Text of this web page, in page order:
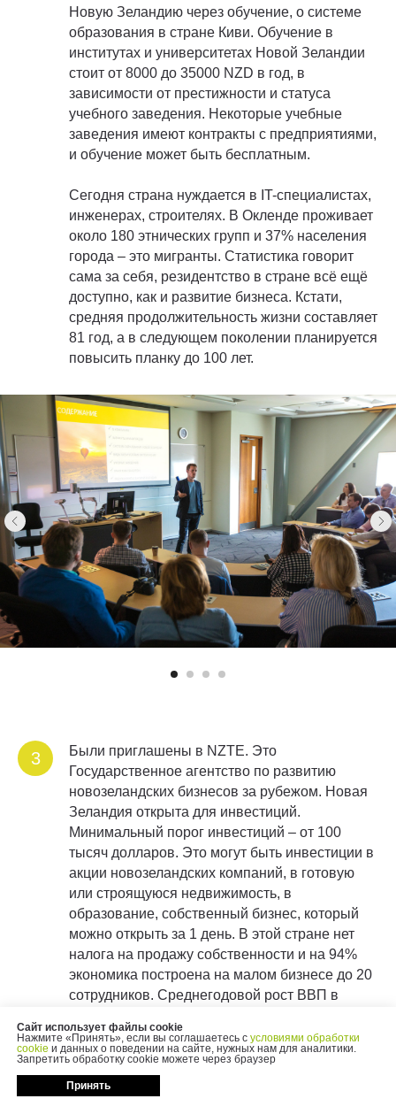
Новую Зеландию через обучение, о системе
образования в стране Киви. Обучение в
институтах и университетах Новой Зеландии
стоит от 8000 до 35000 NZD в год, в
зависимости от престижности и статуса
учебного заведения. Некоторые учебные
заведения имеют контракты с предприятиями,
и обучение может быть бесплатным.
Сегодня страна нуждается в IT-специалистах,
инженерах, строителях. В Окленде проживает
около 180 этнических групп и 37% населения
города – это мигранты. Статистика говорит
сама за себя, резидентство в стране всё ещё
доступно, как и развитие бизнеса. Кстати,
средняя продолжительность жизни составляет
81 год, а в следующем поколении планируется
повысить планку до 100 лет.
3
Были приглашены в NZTE. Это
Государственное агентство по развитию
новозеландских бизнесов за рубежом. Новая
Зеландия открыта для инвестиций.
Минимальный порог инвестиций – от 100
тысяч долларов. Это могут быть инвестиции в
акции новозеландских компаний, в готовую
или строящуюся недвижимость, в
образование, собственный бизнес, который
можно открыть за 1 день. В этой стране нет
налога на продажу собственности и на 94%
экономика построена на малом бизнесе до 20
сотрудников. Среднегодовой рост ВВП в
Зеландия – страна №1 в мире по отсутствию
коррупции, международному финансовому
партнерству и по простоте открытия бизнеса.
Работодатели заботятся о своих сотрудниках,
Сайт использует файлы cookie
Нажмите «Принять», если вы соглашаетесь с условиями обработки
cookie и данных о поведении на сайте, нужных нам для аналитики.
Запретить обработку cookie можете через браузер
Принять